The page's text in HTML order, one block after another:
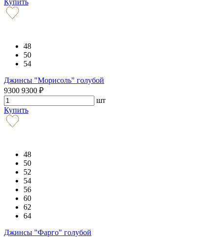
48
50
54
Джинсы "Морисоль" голубой
9300 9300 ₽
шт
Купить
48
50
52
54
56
60
62
64
Джинсы "Фарго" голубой